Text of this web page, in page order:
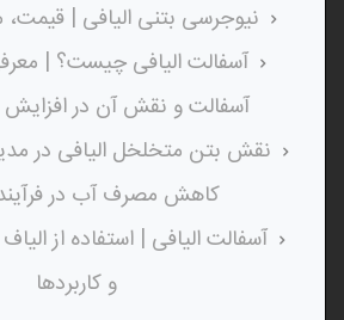
نیوجرسی بتنی الیافی | قیمت،
آسفالت الیافی چیست؟ |
آسفالت و نقش آن در افزایش
نقش بتن متخلخل الیافی در
کاهش مصرف آب در
آسفالت الیافی | استفاده از
و کاربردها